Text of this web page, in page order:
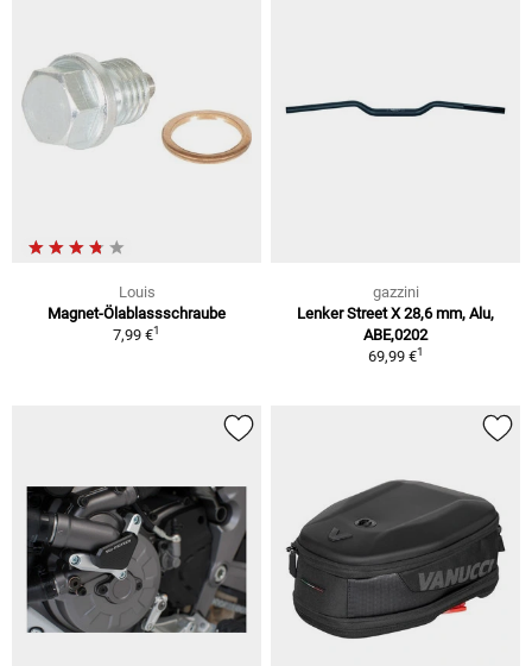
Louis
Magnet-Ölablassschraube
7,99 €1
gazzini
Lenker Street X 28,6 mm, Alu,
ABE,0202
69,99 €1